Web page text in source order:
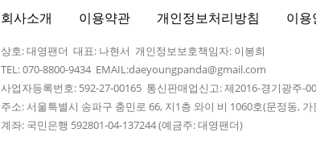
회사소개 이용약관 개인정보처리방침 이용
상호: 대영팬더 대표: 나현서 개인정보보호책임자: 이봉희
TEL: 070-8800-9434 EMAIL:daeyoungpanda@gmail.com
사업자등록번호: 592-27-00165 통신판매업신고: 제2016-경기광주-
주소: 서울특별시 송파구 충민로 66, 지1층 와이 비 1060호(문정동,
계좌: 국민은행 592801-04-137244 (예금주: 대영팬더)